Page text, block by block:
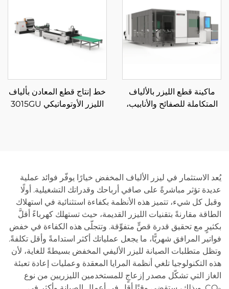
ماكينة قطع الليزر بالألياف
المتكاملة للصفائح والأنابيب،
خط إنتاج قطع المعادن بألياف
الليزر الأوتوماتيكي 3015GU
يُعد الاستثمار في ليزر الألياف المخفض خيارًا يوفّر فوائد عملية
عديدة تؤثر مباشرةً على صافي أرباحك وقدراتك التشغيلية. أولًا
وقبل كل شيء، تتميز هذه الأنظمة بكفاءة استثنائية في استهلاك
الطاقة مقارنةً بتقنيات الليزر القديمة، حيث تستهلك كهرباءً أقلَّ
بكثيرٍ مع تحقيق قدرة قصٍّ متفوِّقة. وتتجلّى هذه الكفاءة في خفض
فواتير المرافق شهريًّا، ما يجعل عملياتك أكثر استدامةً وأقل تكلفةً.
وتظل متطلبات الصيانة لليزر الأليفي المخفض بسيطةً للغاية، لأن
هذه التكنولوجيا تلغي أنظمة المرايا المعقدة وعمليات إعادة تعبئة
الغاز التي تشكّل مصدر إزعاجٍ للمستخدمين الليزريين من نوع